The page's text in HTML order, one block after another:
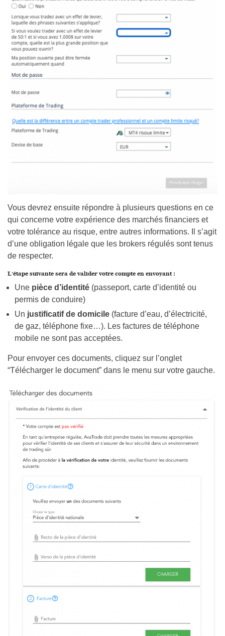
Vous devrez ensuite répondre à plusieurs questions en ce
qui concerne votre expérience des marchés financiers et
votre tolérance au risque, entre autres informations. Il s’agit
d’une obligation légale que les brokers régulés sont tenus
de respecter.
L’étape suivante sera de valider votre compte en envoyant :
Une pièce d’identité (passeport, carte d’identité ou
permis de conduire)
Un justificatif de domicile (facture d’eau, d’électricité,
de gaz, téléphone fixe…). Les factures de téléphone
mobile ne sont pas acceptées.
Pour envoyer ces documents, cliquez sur l’onglet
“Télécharger le document” dans le menu sur votre gauche.